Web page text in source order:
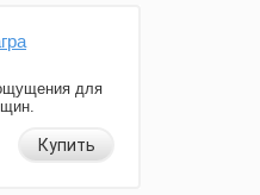
для
Купить